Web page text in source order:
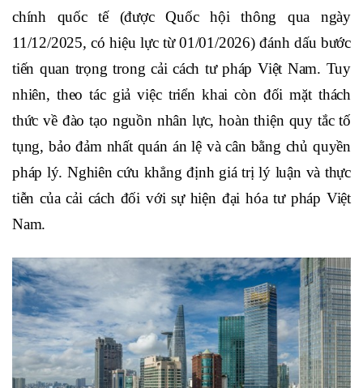
chính quốc tế (được Quốc hội thông qua ngày
11/12/2025,có hiệu lực từ 01/01/2026) đánh dấu bước
tiến quan trọng trong cải cách tư pháp Việt Nam. Tuy
nhiên, theo tác giả việc triển khai còn đối mặt thách
thức về đào tạo nguồn nhân lực, hoàn thiện quy tắc tố
tụng, bảo đảm nhất quán án lệ và cân bằng chủ quyền
pháp lý. Nghiên cứu khẳng định giá trị lý luận và thực
tiễn của cải cách đối với sự hiện đại hóa tư pháp Việt
Nam.